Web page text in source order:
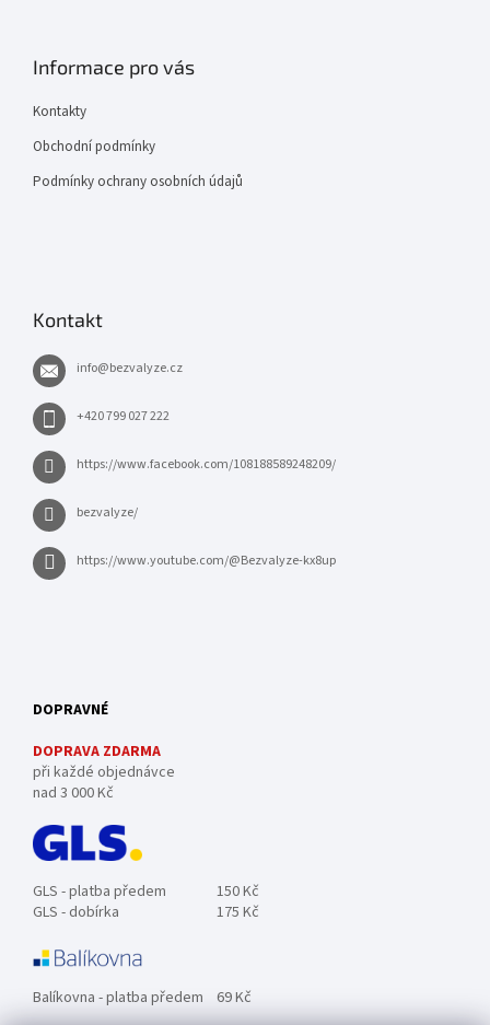
Informace pro vás
Kontakty
Obchodní podmínky
Podmínky ochrany osobních údajů
Kontakt
info@bezvalyze.cz
+420 799 027 222
https://www.facebook.com/108188589248209/
bezvalyze/
https://www.youtube.com/@Bezvalyze-kx8up
DOPRAVNÉ
DOPRAVA ZDARMA
při každé objednávce
nad 3 000 Kč
GLS - platba předem
150 Kč
GLS - dobírka
175 Kč
Balíkovna - platba předem 69 Kč